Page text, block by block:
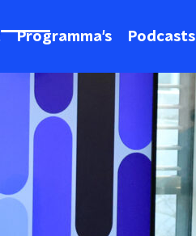
Programma's Podcasts